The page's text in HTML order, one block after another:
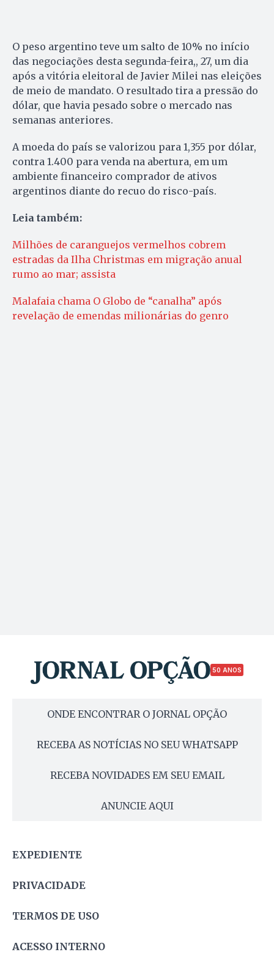
O peso argentino teve um salto de 10% no início
das negociações desta segunda-feira,, 27, um dia
após a vitória eleitoral de Javier Milei nas eleições
de meio de mandato. O resultado tira a pressão do
dólar, que havia pesado sobre o mercado nas
semanas anteriores.
A moeda do país se valorizou para 1,355 por dólar,
contra 1.400 para venda na abertura, em um
ambiente financeiro comprador de ativos
argentinos diante do recuo do risco-país.
Leia também:
Milhões de caranguejos vermelhos cobrem
estradas da Ilha Christmas em migração anual
rumo ao mar; assista
Malafaia chama O Globo de “canalha” após
revelação de emendas milionárias do genro
50 ANOS
ONDE ENCONTRAR O JORNAL OPÇÃO
RECEBA AS NOTÍCIAS NO SEU WHATSAPP
RECEBA NOVIDADES EM SEU EMAIL
ANUNCIE AQUI
EXPEDIENTE
PRIVACIDADE
TERMOS DE USO
ACESSO INTERNO